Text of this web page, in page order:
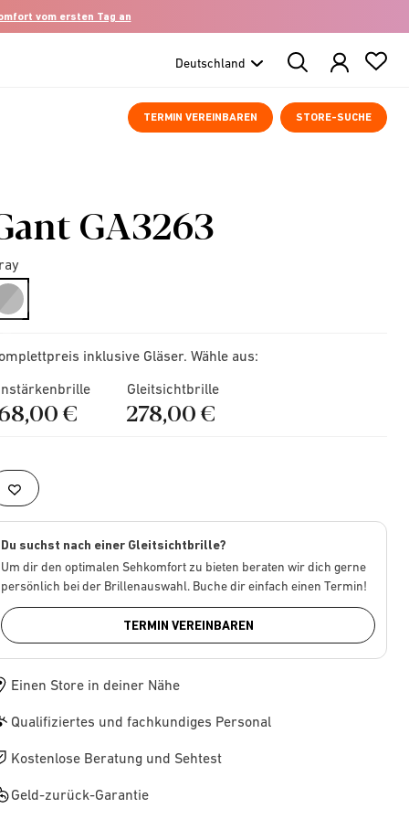
vom ersten Tag an
Search
Products
TERMIN VEREINBAREN STORE-SUCHE
GA3263
selected
inklusive Gläser. Wähle aus:
€
Gleitsichtbrille
278,00 €
Du suchst nach einer Gleitsichtbrille?
Um dir den optimalen Sehkomfort zu bieten beraten wir dich gerne
persönlich bei der Brillenauswahl. Buche dir einfach einen Termin!
TERMIN VEREINBAREN
Einen Store in deiner Nähe
Qualifiziertes und fachkundiges Personal
Kostenlose Beratung und Sehtest
Geld-zurück-Garantie